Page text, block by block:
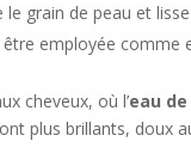
le grain de peau et
être employée comme
cheveux, où l’eau
plus brillants, doux